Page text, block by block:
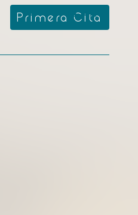
Primera Cita
ESP